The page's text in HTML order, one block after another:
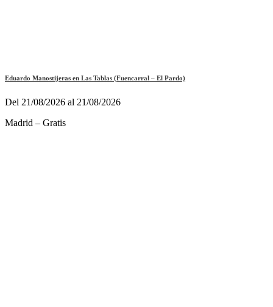
Eduardo Manostijeras en Las Tablas (Fuencarral – El Pardo)
Del 21/08/2026 al 21/08/2026
Madrid – Gratis